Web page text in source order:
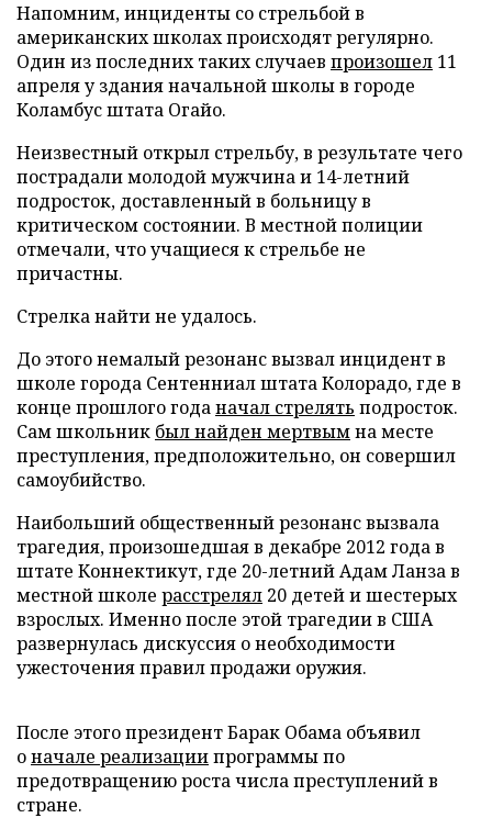
Напомним, инциденты со стрельбой в
американских школах происходят регулярно.
Один из последних таких случаев произошел 11
апреля у здания начальной школы в городе
Коламбус штата Огайо.
Неизвестный открыл стрельбу, в результате чего
пострадали молодой мужчина и 14-летний
подросток, доставленный в больницу в
критическом состоянии. В местной полиции
отмечали, что учащиеся к стрельбе не
причастны.
Стрелка найти не удалось.
До этого немалый резонанс вызвал инцидент в
школе города Сентенниал штата Колорадо, где в
конце прошлого годаначал стрелять подросток.
Сам школьник был найден мертвымна месте
преступления, предположительно, он совершил
самоубийство.
Наибольший общественный резонанс вызвала
трагедия, произошедшая в декабре 2012 года в
штате Коннектикут, где 20-летний Адам Ланза в
местной школе расстрелял 20 детей и шестерых
взрослых. Именно после этой трагедии в США
развернулась дискуссия о необходимости
ужесточения правил продажи оружия.
После этого президент Барак Обама объявил
оначале реализациипрограммы по
предотвращению роста числа преступлений в
стране.